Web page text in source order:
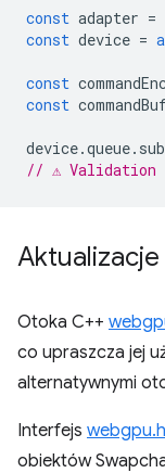
const adapter =
const device =
const
const
device.queue.
// ⚠️ Validation
Otoka C++
co upraszcza jej
alternatywnymi
Interfejs webgpu.h
obiektów